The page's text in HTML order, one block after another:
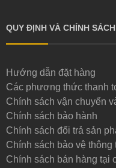
QUY ĐỊNH VÀ CHÍNH SÁCH
Hướng dẫn đặt hàng
Các phương thức thanh
Chính sách vận chuyển
Chính sách bảo hành
Chính sách đổi trả sản
Chính sách bảo vệ
Chính sách bán hàng tại